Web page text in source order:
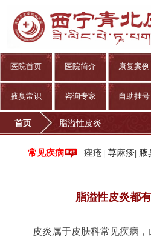
医院首页 医院简介 康复案例
腋臭常识 咨询专家 自助挂号
首页 脂溢性皮炎
常见疾病 痤疮 荨麻疹 腋
脂溢性皮炎都
皮炎属于皮肤科常见疾病，